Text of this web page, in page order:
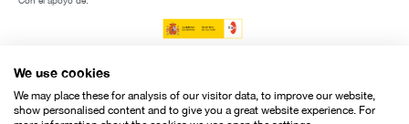
We use cookies
We may place these for analysis of our visitor data, to improve our website,
show personalised content and to give you a great website experience. For